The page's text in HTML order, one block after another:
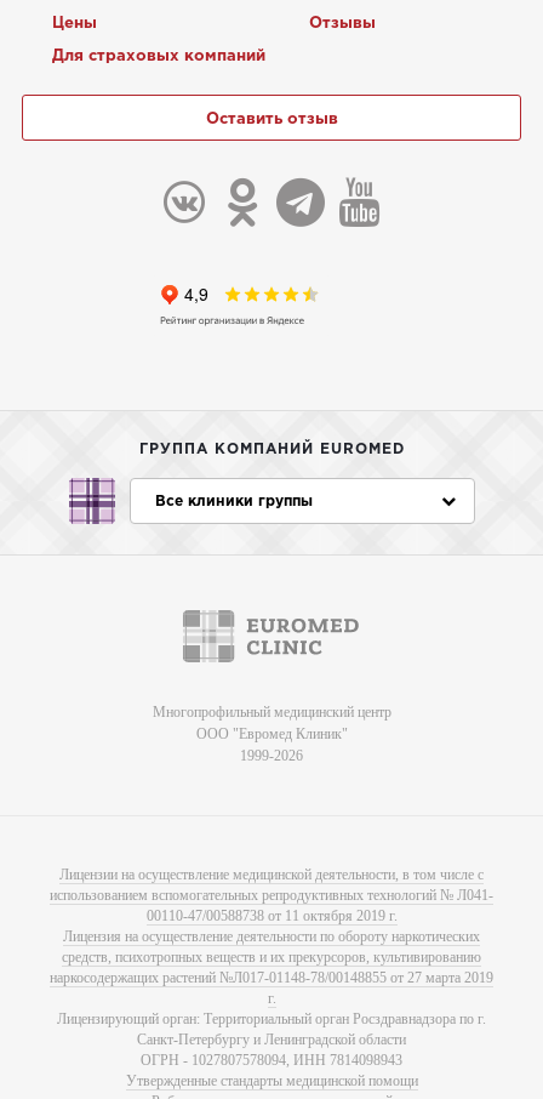
Цены Отзывы
Для страховых компаний
Оставить отзыв
ГРУППА КОМПАНИЙ EUROMED
Все клиники группы
Многопрофильный медицинский центр
ООО "Евромед Клиник"
1999-2026
Лицензии на осуществление медицинской деятельности, в том числе с
использованием вспомогательных репродуктивных технологий № Л041-
00110-47/00588738 от 11 октября 2019 г.
Лицензия на осуществление деятельности по обороту наркотических
средств, психотропных веществ и их прекурсоров, культивированию
наркосодержащих растений №Л017-01148-78/00148855 от 27 марта 2019
г.
Лицензирующий орган: Территориальный орган Росздравнадзора по г.
Санкт-Петербургу и Ленинградской области
ОГРН - 1027807578094, ИНН 7814098943
Утвержденные стандарты медицинской помощи